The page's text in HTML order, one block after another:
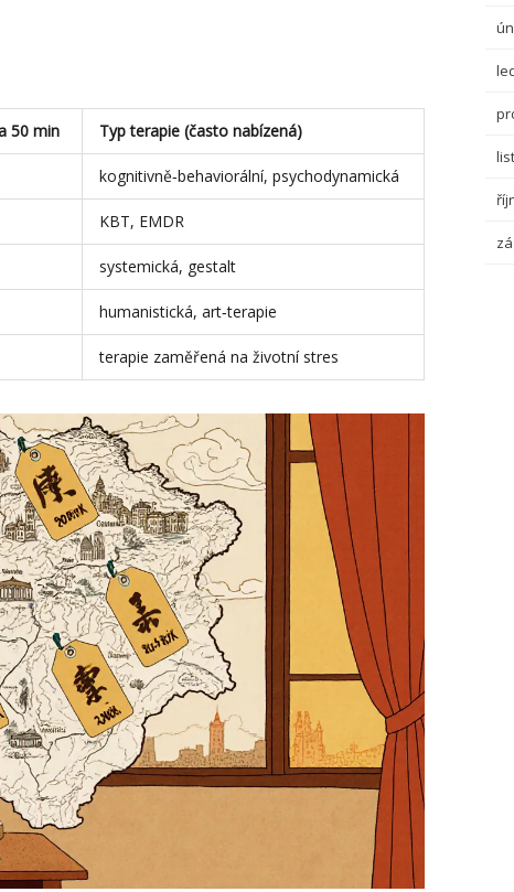
50 min Typ terapie (často nabízená)
kognitivně‑behaviorální, psychodynamická
KBT, EMDR
systemická, gestalt
humanistická, art‑terapie
terapie zaměřená na životní stres